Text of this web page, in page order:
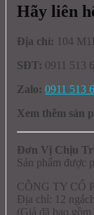
Hãy liên
Địa chỉ: 104
SĐT: 0911 513
Zalo: 0911 513
Xem thêm sản
Đơn Vị Chịu
Sản phẩm được
CÔNG TY CỔ
Địa chỉ: 12
(Giá đã bao